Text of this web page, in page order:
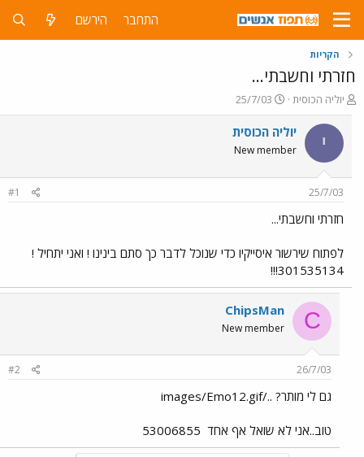
התחבר הירשם
הקריות
חזרתי וחשבתי...
פ
ו
ת
ח
ה
ש
א
יוליה הכוסית
פ
ו
ר
ם
25/7/03
י יוליה הכוסית
New member
25/7/03
#1
חזרתי וחשבתי...
לפתוח שירשור איסייקיו כדי שנוכל לדבר כך סתם בינינו ! ואני יתחיל !
301535134!!!
C
ChipsMan
New member
26/7/03
#2
גם לי מותר? ../images/Emo12.gif
טוב..אני לא שואל אף אחד